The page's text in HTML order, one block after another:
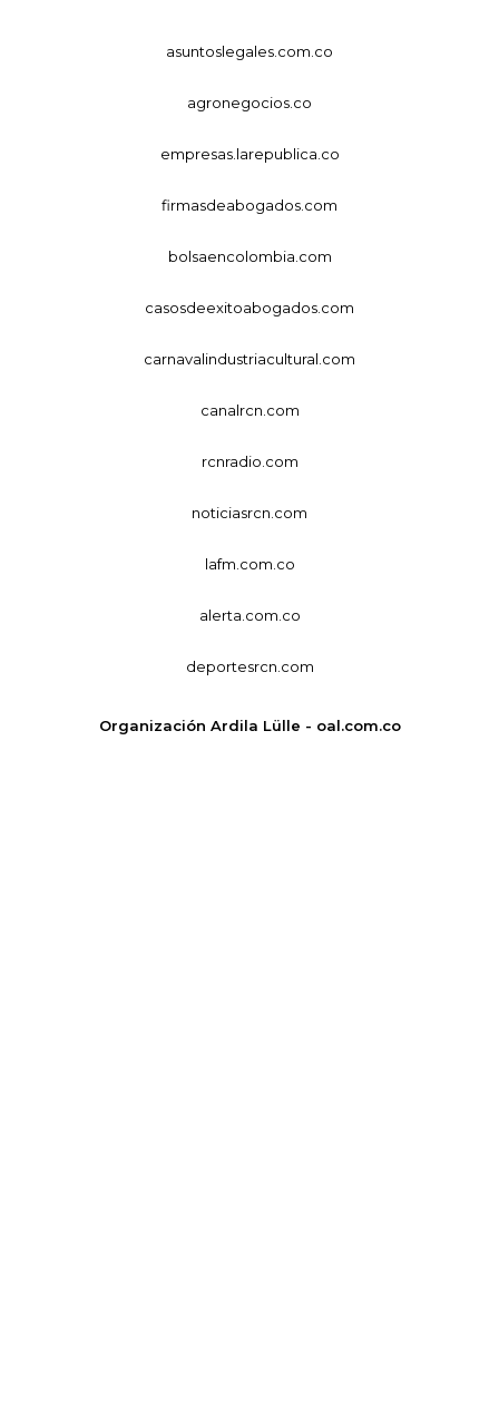
asuntoslegales.com.co
agronegocios.co
empresas.larepublica.co
firmasdeabogados.com
bolsaencolombia.com
casosdeexitoabogados.com
carnavalindustriacultural.com
canalrcn.com
rcnradio.com
noticiasrcn.com
lafm.com.co
alerta.com.co
deportesrcn.com
Organización Ardila Lülle - oal.com.co